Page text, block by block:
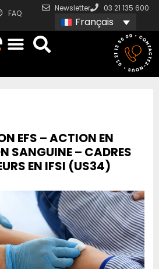
FAQ
Newsletter 03 21 135 600
Français
EFS – ACTION EN
SANGUINE – CADRES
EN IFSI (US34)